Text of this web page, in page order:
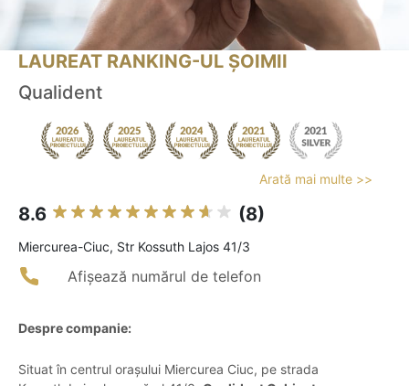
LAUREAT RANKING-UL ȘOIMII
Qualident
Arată mai multe >>
8.6 (8)
Miercurea-Ciuc, Str Kossuth Lajos 41/3
Afișează numărul de telefon
Despre companie:
Situat în centrul orașului Miercurea Ciuc, pe strada